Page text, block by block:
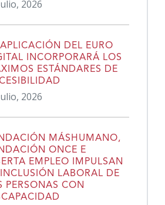
2026
DEL EURO
INCORPORARÁ LOS
ESTÁNDARES DE
2026
MÁSHUMANO,
ONCE E
EMPLEO IMPULSAN
LABORAL DE
PERSONAS CON